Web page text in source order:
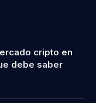
cripto en
debe saber